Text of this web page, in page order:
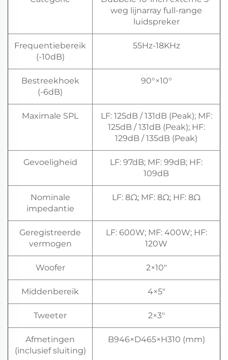
weg lijnarray full-range
luidspreker
Frequentiebereik
(-10dB)
55Hz-18KHz
Bestreekhoek
(-6dB)
90°×10°
Maximale SPL
LF: 125dB / 131dB (Peak); MF:
125dB / 131dB (Peak); HF:
129dB / 135dB (Peak)
Gevoeligheid
LF: 97dB; MF: 99dB; HF:
109dB
Nominale
impedantie
LF: 8Ω; MF: 8Ω; HF: 8Ω
Geregistreerde
vermogen
LF: 600W; MF: 400W; HF:
120W
Woofer 2×10"
Middenbereik 4×5"
Tweeter 2×3"
Afmetingen
(inclusief sluiting)
B946×D465×H310 (mm)